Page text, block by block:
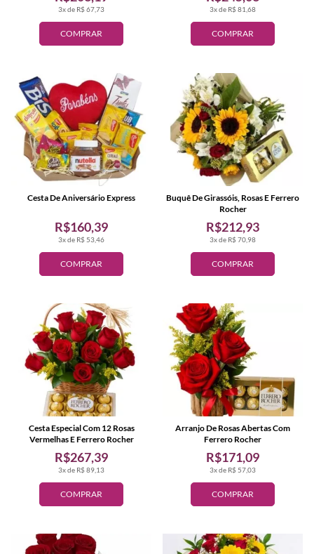
COMPRAR
3x de R$ 67,73
COMPRAR
3x de R$ 81,68
COMPRAR
3x de R$ 53,46
R$160,39
Cesta De Aniversário Express
COMPRAR
3x de R$ 70,98
R$212,93
Buquê De Girassóis, Rosas E Ferrero
Rocher
COMPRAR
3x de R$ 89,13
R$267,39
Cesta Especial Com 12 Rosas
Vermelhas E Ferrero Rocher
COMPRAR
3x de R$ 57,03
R$171,09
Arranjo De Rosas Abertas Com
Ferrero Rocher